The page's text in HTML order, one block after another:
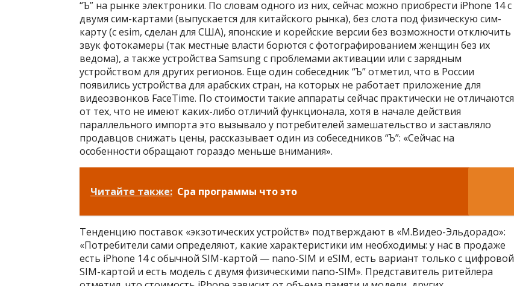
“Ъ” на рынке электроники. По словам одного из них, сейчас можно приобрести iPhone 14 с
двумя сим-картами (выпускается для китайского рынка), без слота под физическую сим-
карту (с esim, сделан для США), японские и корейские версии без возможности отключить
звук фотокамеры (так местные власти борются с фотографированием женщин без их
ведома), а также устройства Samsung с проблемами активации или с зарядным
устройством для других регионов. Еще один собеседник “Ъ” отметил, что в России
появились устройства для арабских стран, на которых не работает приложение для
видеозвонков FaceTime. По стоимости такие аппараты сейчас практически не отличаются
от тех, что не имеют каких-либо отличий функционала, хотя в начале действия
параллельного импорта это вызывало у потребителей замешательство и заставляло
продавцов снижать цены, рассказывает один из собеседников “Ъ”: «Сейчас на
особенности обращают гораздо меньше внимания».
Читайте также: Cpa программы что это
Тенденцию поставок «экзотических устройств» подтверждают в «М.Видео-Эльдорадо»:
«Потребители сами определяют, какие характеристики им необходимы: у нас в продаже
есть iPhone 14 с обычной SIM-картой — nano-SIM и eSIM, есть вариант только с цифровой
SIM-картой и есть модель с двумя физическими nano-SIM». Представитель ритейлера